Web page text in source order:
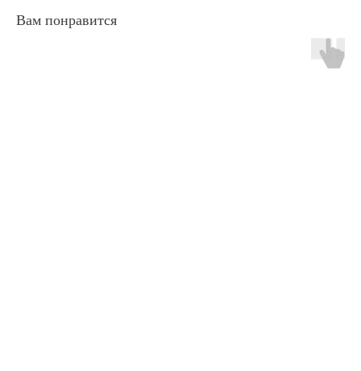
Вам понравится